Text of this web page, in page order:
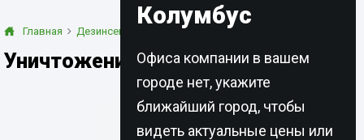
Колумбус
Офиса компании в вашем
городе нет, укажите
ближайший город, чтобы
видеть актуальные цены или
Главная Дезинсекция Тараканы
Уничтожение тараканов